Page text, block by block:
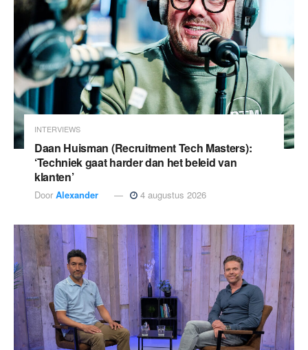
INTERVIEWS
Daan Huisman (Recruitment Tech Masters):
‘Techniek gaat harder dan het beleid van
klanten’
Door Alexander 4 augustus 2026